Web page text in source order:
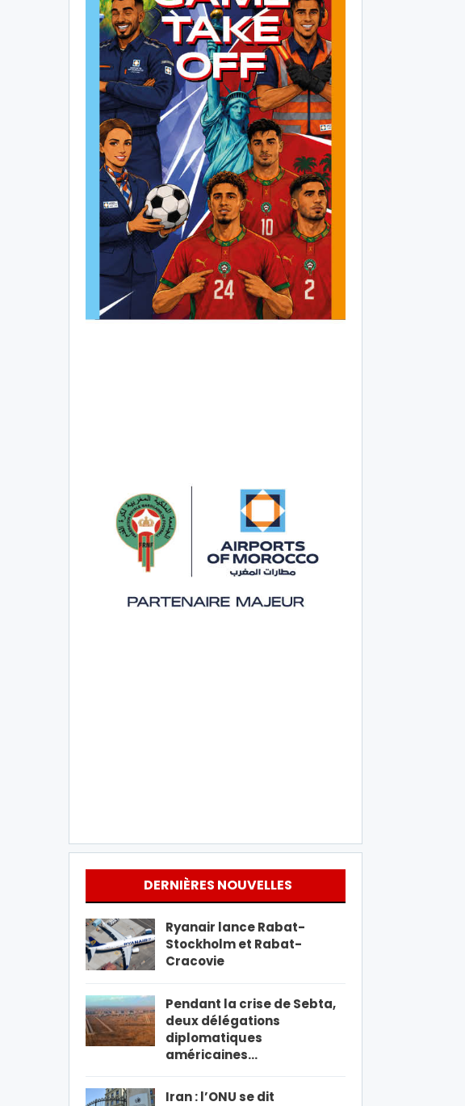
DERNIÈRES NOUVELLES
Ryanair lance Rabat-
Stockholm et Rabat-
Cracovie
Pendant la crise de Sebta,
deux délégations
diplomatiques
américaines…
Iran : l’ONU se dit